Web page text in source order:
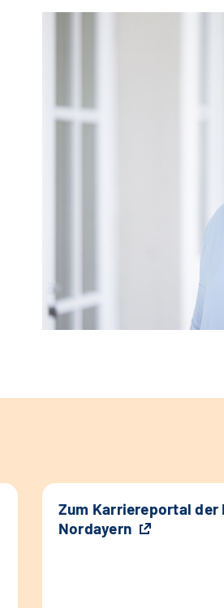
Zum Karriereportal der
Nordayern